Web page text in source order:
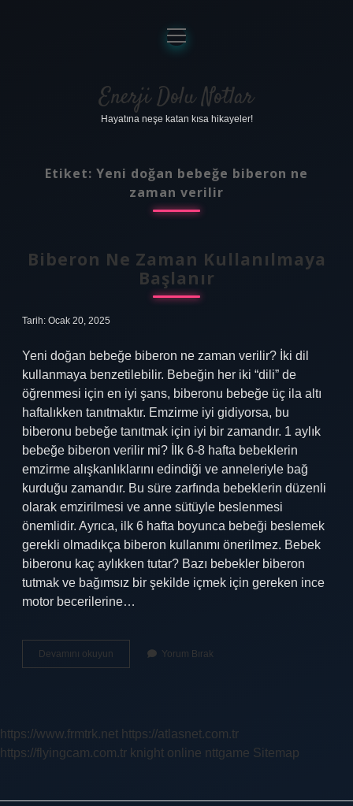
Anasayfa
Gizlilik Politikası
Yasal Uyarı
menüyü
aç
Enerji Dolu Notlar
Hayatına neşe katan kısa hikayeler!
Etiket: Yeni doğan bebeğe biberon ne
zaman verilir
Biberon Ne Zaman Kullanılmaya
Başlanır
Tarih: Ocak 20, 2025
Yeni doğan bebeğe biberon ne zaman verilir? İki dil
kullanmaya benzetilebilir. Bebeğin her iki “dili” de
öğrenmesi için en iyi şans, biberonu bebeğe üç ila altı
haftalıkken tanıtmaktır. Emzirme iyi gidiyorsa, bu
biberonu bebeğe tanıtmak için iyi bir zamandır. 1 aylık
bebeğe biberon verilir mi? İlk 6-8 hafta bebeklerin
emzirme alışkanlıklarını edindiği ve anneleriyle bağ
kurduğu zamandır. Bu süre zarfında bebeklerin düzenli
olarak emzirilmesi ve anne sütüyle beslenmesi
önemlidir. Ayrıca, ilk 6 hafta boyunca bebeği beslemek
gerekli olmadıkça biberon kullanımı önerilmez. Bebek
biberonu kaç aylıkken tutar? Bazı bebekler biberon
tutmak ve bağımsız bir şekilde içmek için gereken ince
motor becerilerine…
Devamını okuyun
Ne
Yorum Bırak
https://www.frmtrk.net https://atlasnet.com.tr
https://flyingcam.com.tr knight online nttgame Sitemap